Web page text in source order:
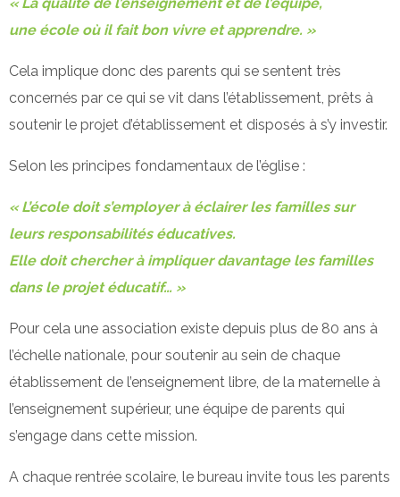
Projet éducatif
Pastorale
Règlement intérieur
Actualités / Vie à l'école
une école où il fait bon vivre et apprendre. »
Cela implique donc des parents qui se sentent très
concernés par ce qui se vit dans l’établissement, prêts à
soutenir le projet d’établissement et disposés à s’y investir.
Selon les principes fondamentaux de l’église :
« L’école doit s’employer à éclairer les familles sur
leurs responsabilités éducatives.
Elle doit chercher à impliquer davantage les familles
dans le projet éducatif… »
Pour cela une association existe depuis plus de 80 ans à
l’échelle nationale, pour soutenir au sein de chaque
établissement de l’enseignement libre, de la maternelle à
l’enseignement supérieur, une équipe de parents qui
s’engage dans cette mission.
A chaque rentrée scolaire, le bureau invite tous les parents